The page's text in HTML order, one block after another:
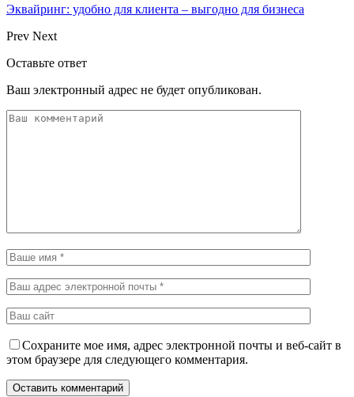
Эквайринг: удобно для клиента – выгодно для бизнеса
Prev Next
Оставьте ответ
Ваш электронный адрес не будет опубликован.
Сохраните мое имя, адрес электронной почты и веб-сайт в
этом браузере для следующего комментария.